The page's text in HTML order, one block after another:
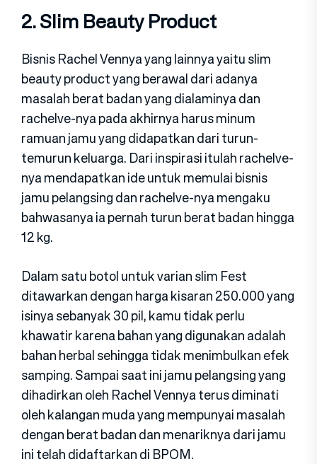
2. Slim Beauty Product
Bisnis Rachel Vennya yang lainnya yaitu slim
beauty product yang berawal dari adanya
masalah berat badan yang dialaminya dan
rachelve-nya pada akhirnya harus minum
ramuan jamu yang didapatkan dari turun-
temurun keluarga. Dari inspirasi itulah rachelve-
nya mendapatkan ide untuk memulai bisnis
jamu pelangsing dan rachelve-nya mengaku
bahwasanya ia pernah turun berat badan hingga
12 kg.
Dalam satu botol untuk varian slim Fest
ditawarkan dengan harga kisaran 250.000 yang
isinya sebanyak 30 pil, kamu tidak perlu
khawatir karena bahan yang digunakan adalah
bahan herbal sehingga tidak menimbulkan efek
samping. Sampai saat ini jamu pelangsing yang
dihadirkan oleh Rachel Vennya terus diminati
oleh kalangan muda yang mempunyai masalah
dengan berat badan dan menariknya dari jamu
ini telah didaftarkan di BPOM.